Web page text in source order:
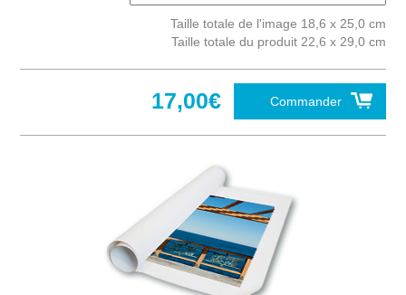
Taille totale de l'image 18,6 x 25,0 cm
Taille totale du produit 22,6 x 29,0 cm
Commander
17,00€